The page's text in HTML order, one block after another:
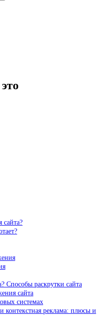
Способы раскрутки сайта
сайта
системах
контекстная реклама: плюсы и